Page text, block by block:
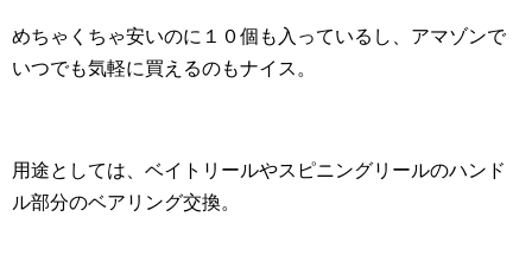
めちゃくちゃ安いのに１０個も入っているし、アマゾンで
いつでも気軽に買えるのもナイス。
用途としては、ベイトリールやスピニングリールのハンド
ル部分のベアリング交換。